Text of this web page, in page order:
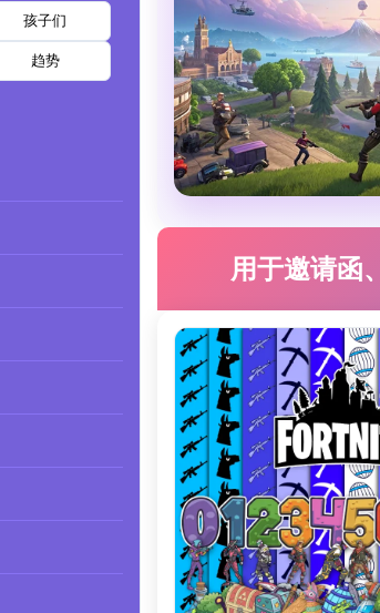
孩子们
趋势
用于邀请函